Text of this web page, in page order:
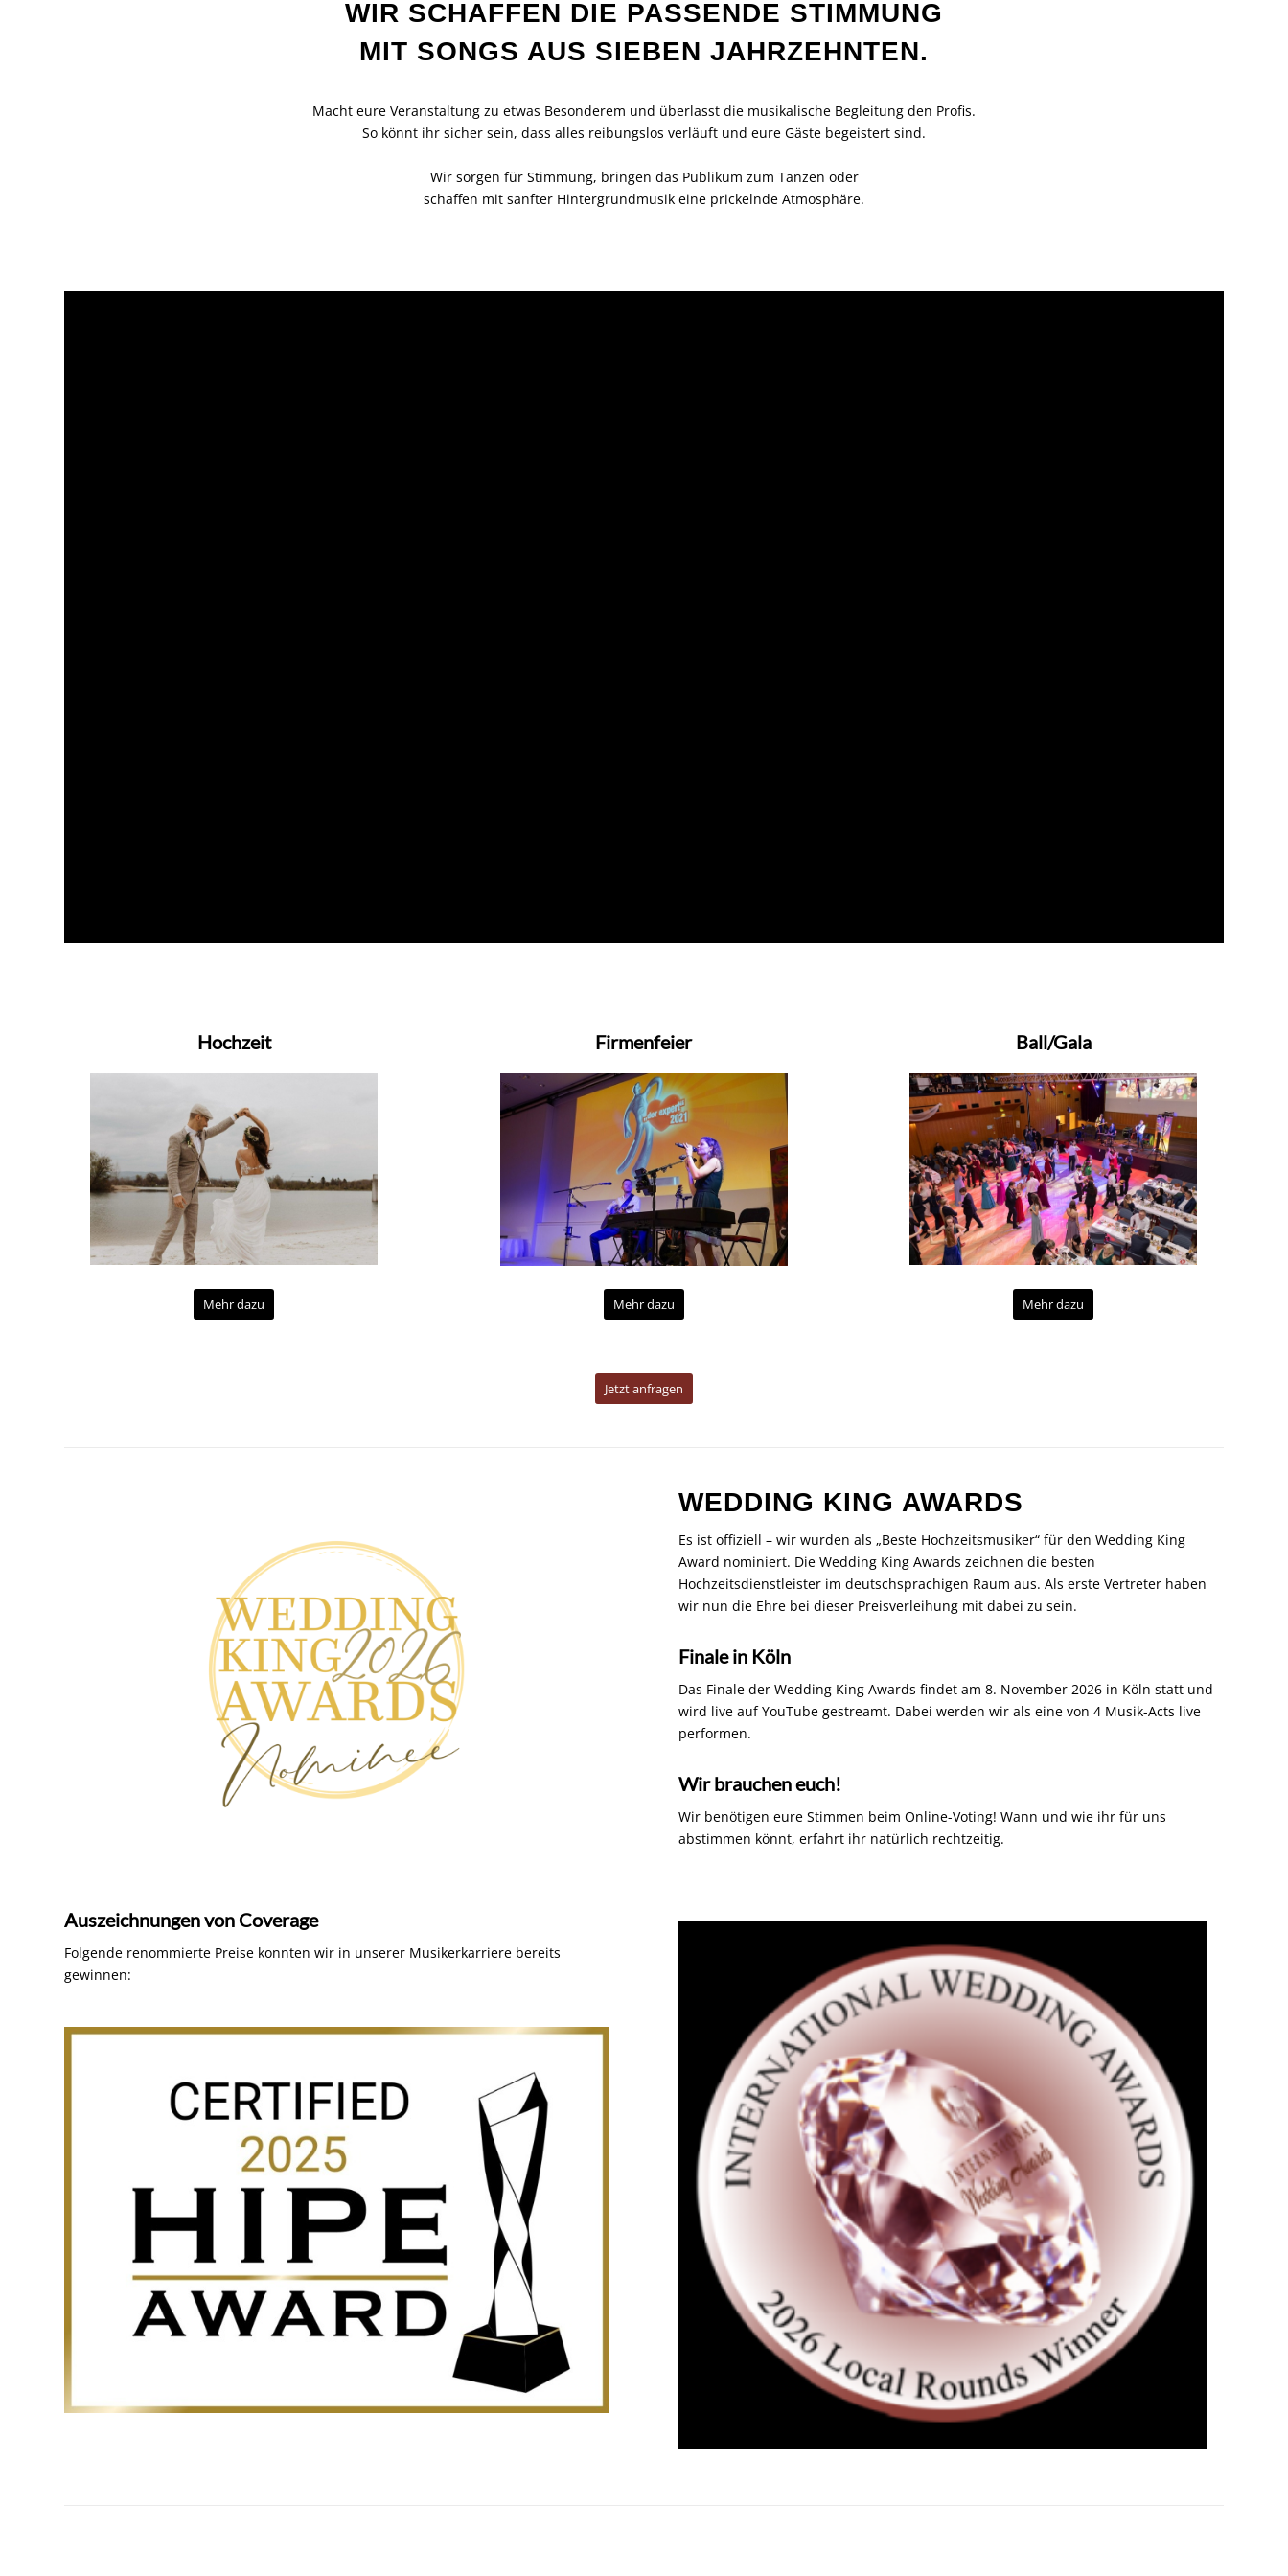
WIR SCHAFFEN DIE PASSENDE STIMMUNG
MIT SONGS AUS SIEBEN JAHRZEHNTEN.
Macht eure Veranstaltung zu etwas Besonderem und überlasst die musikalische Begleitung den Profis.
So könnt ihr sicher sein, dass alles reibungslos verläuft und eure Gäste begeistert sind.
Wir sorgen für Stimmung, bringen das Publikum zum Tanzen oder
schaffen mit sanfter Hintergrundmusik eine prickelnde Atmosphäre.
Hochzeit
Mehr dazu
Firmenfeier
Mehr dazu
Ball/Gala
Mehr dazu
Jetzt anfragen
WEDDING KING AWARDS
Es ist offiziell – wir wurden als „Beste Hochzeitsmusiker“ für den Wedding King
Award nominiert. Die Wedding King Awards zeichnen die besten
Hochzeitsdienstleister im deutschsprachigen Raum aus. Als erste Vertreter haben
wir nun die Ehre bei dieser Preisverleihung mit dabei zu sein.
Finale in Köln
Das Finale der Wedding King Awards findet am 8. November 2026 in Köln statt und
wird live auf YouTube gestreamt. Dabei werden wir als eine von 4 Musik-Acts live
performen.
Wir brauchen euch!
Wir benötigen eure Stimmen beim Online-Voting! Wann und wie ihr für uns
abstimmen könnt, erfahrt ihr natürlich rechtzeitig.
Auszeichnungen von Coverage
Folgende renommierte Preise konnten wir in unserer Musikerkarriere bereits
gewinnen: